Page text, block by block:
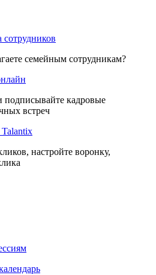
семейным сотрудникам?
подписывайте кадровые
встреч
Talantix
настройте воронку,